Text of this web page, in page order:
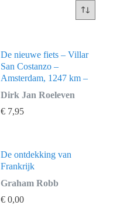
De nieuwe fiets – Villar
San Costanzo –
Amsterdam, 1247 km –
Dirk Jan Roeleven
€ 7,95
De ontdekking van
Frankrijk
Graham Robb
€ 0,00